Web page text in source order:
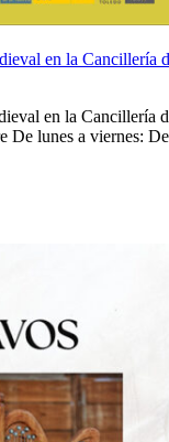
en la Cancillería
en la Cancillería
De lunes a viernes: De